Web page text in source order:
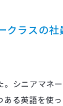
ラスの
シニアマネ
る英語を使